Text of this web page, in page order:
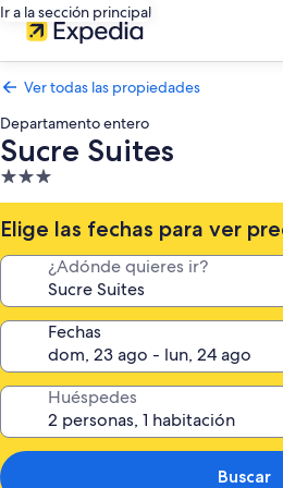
Ir a la sección principal
Ver todas las propiedades
Departamento entero
Sucre Suites
Propiedad
de
3.0
estrellas
Elige las fechas para ver
¿Adónde quieres ir?
Fechas
Huéspedes
Buscar